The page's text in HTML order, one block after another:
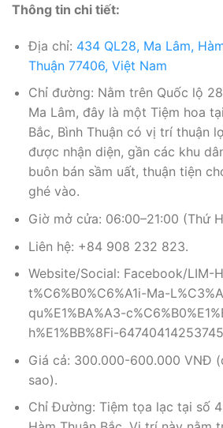
Thông tin chi tiết:
Địa chỉ: 434 QL28, Ma Lâm,
Thuận 77406, Việt Nam
Chỉ đường: Nằm trên Quốc lộ
Ma Lâm, đây là một Tiệm hoa
Bắc, Bình Thuận có vị trí thuận
được nhận diện, gần các khu
buôn bán sầm uất, thuận tiện
ghé vào.
Giờ mở cửa: 06:00–21:00 (Thứ
Liên hệ: +84 908 232 823.
Website/Social: Facebook/LIM-
t%C6%B0%C6%A1i-Ma-
qu%E1%BA%A3-
h%E1%BB%8Fi-
Giá cả: 300.000-600.000 VNĐ
sao).
Chỉ Đường: Tiệm tọa lạc tại số